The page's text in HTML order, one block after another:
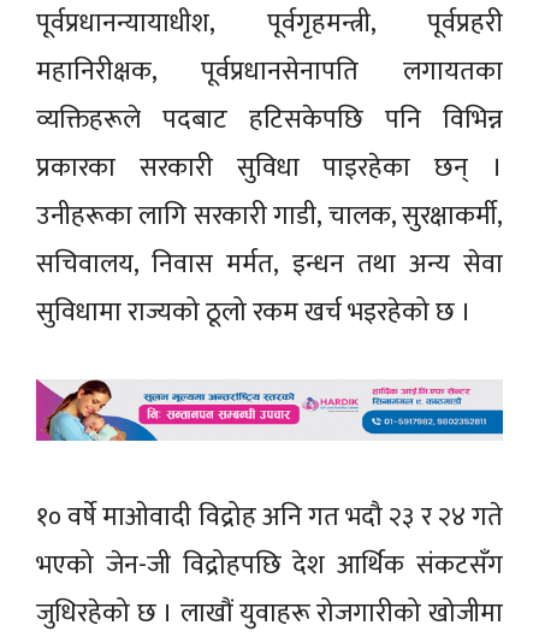
पूर्वप्रधानन्यायाधीश, पूर्वगृहमन्त्री, पूर्वप्रहरी
महानिरीक्षक, पूर्वप्रधानसेनापति लगायतका
व्यक्तिहरूले पदबाट हटिसकेपछि पनि विभिन्न
प्रकारका सरकारी सुविधा पाइरहेका छन् ।
उनीहरूका लागि सरकारी गाडी, चालक, सुरक्षाकर्मी,
सचिवालय, निवास मर्मत, इन्धन तथा अन्य सेवा
सुविधामा राज्यको ठूलो रकम खर्च भइरहेको छ ।
१० वर्षे माओवादी विद्रोह अनि गत भदौ २३ र २४ गते
भएको जेन-जी विद्रोहपछि देश आर्थिक संकटसँग
जुधिरहेको छ । लाखौं युवाहरू रोजगारीको खोजीमा